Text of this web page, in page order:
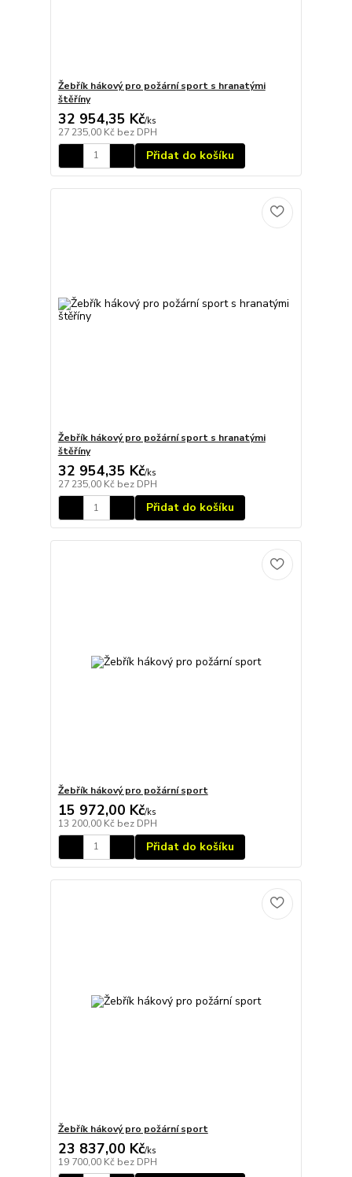
Žebřík hákový pro požární sport s hranatými
štěříny
32 954,35 Kč/ks
27 235,00 Kč bez DPH
Přidat do košíku
Žebřík hákový pro požární sport s hranatými
štěříny
32 954,35 Kč/ks
27 235,00 Kč bez DPH
Přidat do košíku
Žebřík hákový pro požární sport
15 972,00 Kč/ks
13 200,00 Kč bez DPH
Přidat do košíku
Žebřík hákový pro požární sport
23 837,00 Kč/ks
19 700,00 Kč bez DPH